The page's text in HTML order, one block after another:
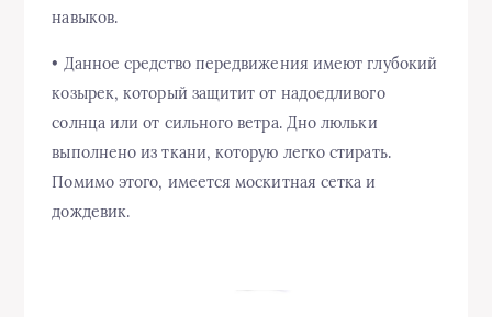
навыков.
• Данное средство передвижения имеют глубокий
козырек, который защитит от надоедливого
солнца или от сильного ветра. Дно люльки
выполнено из ткани, которую легко стирать.
Помимо этого, имеется москитная сетка и
дождевик.